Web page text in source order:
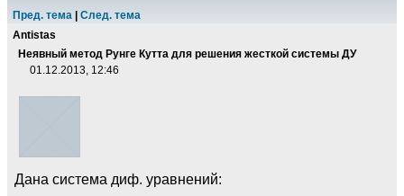
Пред. тема
След. тема
Antistas
Неявный метод Рунге Кутта для решения жесткой системы ДУ
01.12.2013, 12:46
Дана система диф. уравнений: